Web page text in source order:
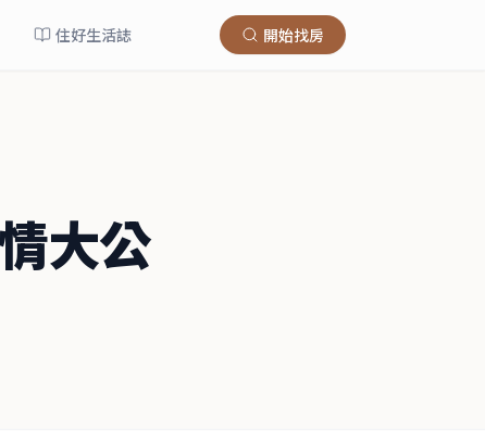
住好生活誌 開始找房
大公